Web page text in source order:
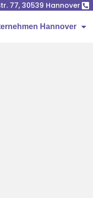
77, 30539 Hannover
Hannover